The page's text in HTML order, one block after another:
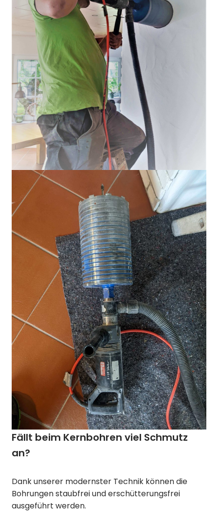
Fällt beim Kernbohren viel Schmutz
an?
Dank unserer modernster Technik können die
Bohrungen staubfrei und erschütterungsfrei
ausgeführt werden.